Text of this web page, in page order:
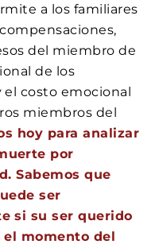
a los familiares
del miembro de
de los
costo emocional
miembros del
hoy para analizar
por
Sabemos que
ser
si su ser querido
el momento del